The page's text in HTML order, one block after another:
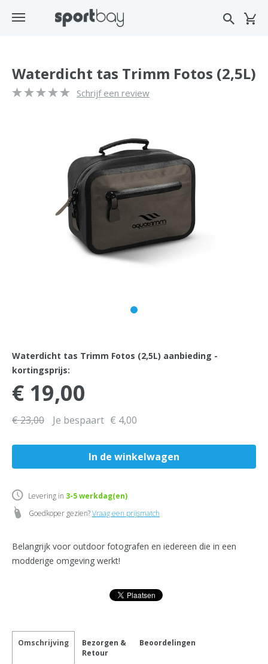
Waterdicht tas Trimm Fotos (2,5L)
Schrijf een review
Waterdicht tas Trimm Fotos (2,5L) aanbieding -
kortingsprijs:
€ 19,00
€ 23,00 Je bespaart € 4,00
Levering in 3-5werkdag(en)
Goedkoper gezien?Vraag een prijsmatch
Belangrijk voor outdoor fotografen en iedereen die in een
modderige omgeving werkt!
Omschrijving
Bezorgen &
Retour
Beoordelingen